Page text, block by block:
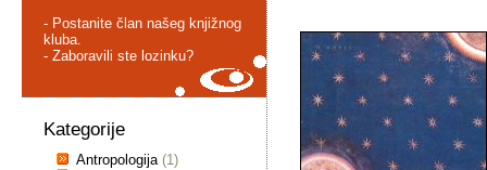
- Postanite član našeg knjižnog
kluba.
- Zaboravili ste lozinku?
Kategorije
Antropologija (1)